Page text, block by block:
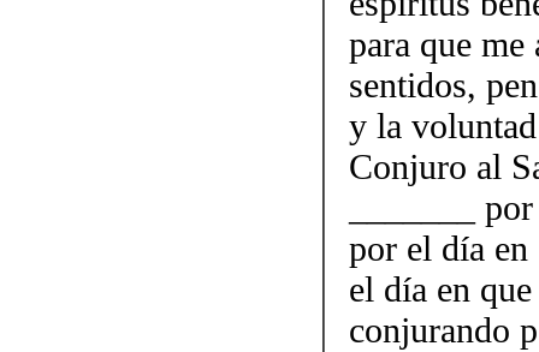
para que
sentidos,
y la
Conjuro al
_______
por el día
el día en
conjurando